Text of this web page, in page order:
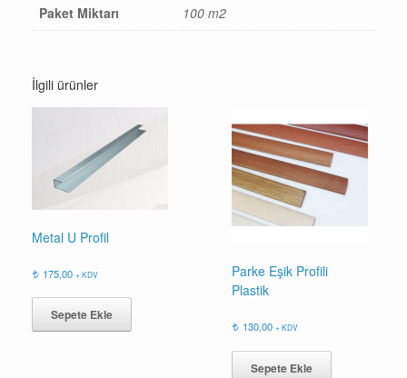
Paket Miktarı
100 m2
İlgili ürünler
Metal U Profil
175,00 + KDV
Sepete Ekle
Parke Eşik Profili
Plastik
130,00 + KDV
Sepete Ekle